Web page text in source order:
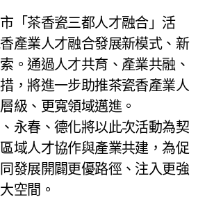
「茶香瓷三都人才融合」活
產業人才融合發展新模式、新
。通過人才共育、產業共融、
，將進一步助推茶瓷香產業人
級、更寬領域邁進。
永春、德化將以此次活動為契
域人才協作與產業共建，為促
發展開闢更優路徑、注入更強
空間。